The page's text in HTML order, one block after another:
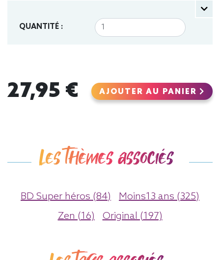
QUANTITÉ :
27,95 € AJOUTER AU PANIER
Les thèmes associés
BD Super héros (84)
Moins13 ans (325)
Zen (16)
Original (197)